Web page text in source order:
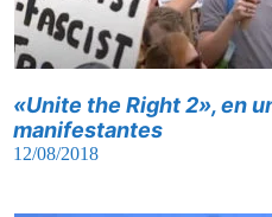
«Unite the Right 2», en
manifestantes
12/08/2018